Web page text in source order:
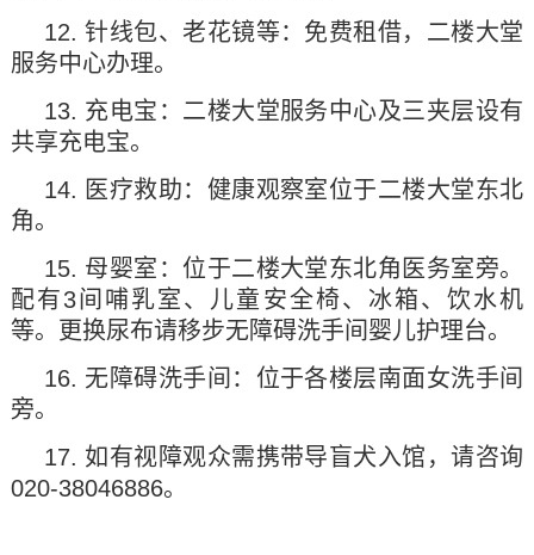
12. 针线包、老花镜等：免费租借，二楼大堂
服务中心办理。
13. 充电宝：二楼大堂服务中心及三夹层设有
共享充电宝。
14. 医疗救助：健康观察室位于二楼大堂东北
角。
15. 母婴室：位于二楼大堂东北角医务室旁。
配有3间哺乳室、儿童安全椅、冰箱、饮水机
等。更换尿布请移步无障碍洗手间婴儿护理台。
16. 无障碍洗手间：位于各楼层南面女洗手间
旁。
17. 如有视障观众需携带导盲犬入馆，请咨询
020-38046886。